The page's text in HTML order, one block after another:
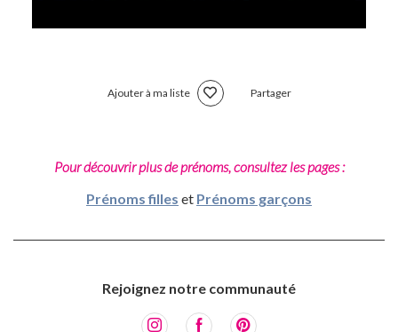
Ajouter à ma liste Partager
Pour découvrir plus de prénoms, consultez les pages :
Prénoms filles et Prénoms garçons
Rejoignez notre communauté